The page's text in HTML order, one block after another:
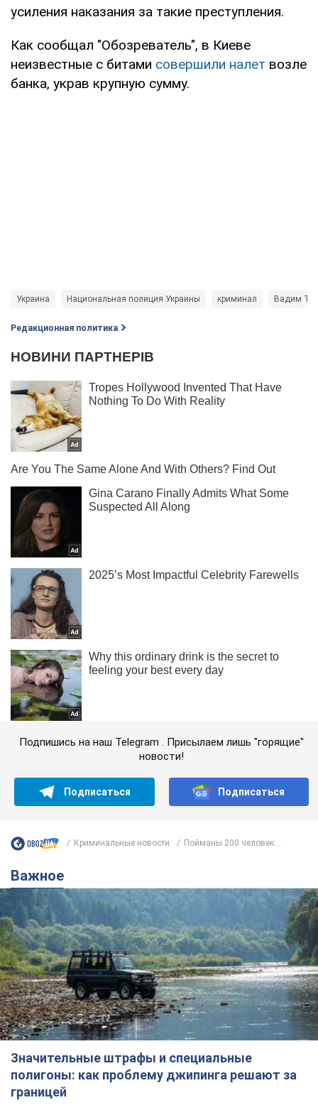
усиления наказания за такие преступления.
Как сообщал "Обозреватель", в Киеве
неизвестные с битами совершили налет возле
банка, украв крупную сумму.
Украина Национальная полиция Украины криминал Вадим
Редакционная политика
Подпишись на наш Telegram . Присылаем лишь "горящие"
новости!
Подписаться Подписаться
Криминальные новости Пойманы 200 человек:...
Важное
Значительные штрафы и специальные
полигоны: как проблему джипинга решают за
границей